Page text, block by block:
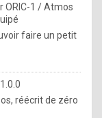
ORIC-1 / Atmos
faire un petit
réécrit de zéro